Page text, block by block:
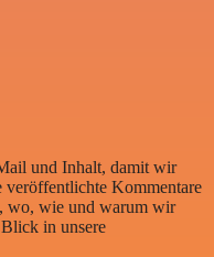
und Inhalt, damit wir
veröffentlichte Kommentare
wo, wie und warum wir
in unsere